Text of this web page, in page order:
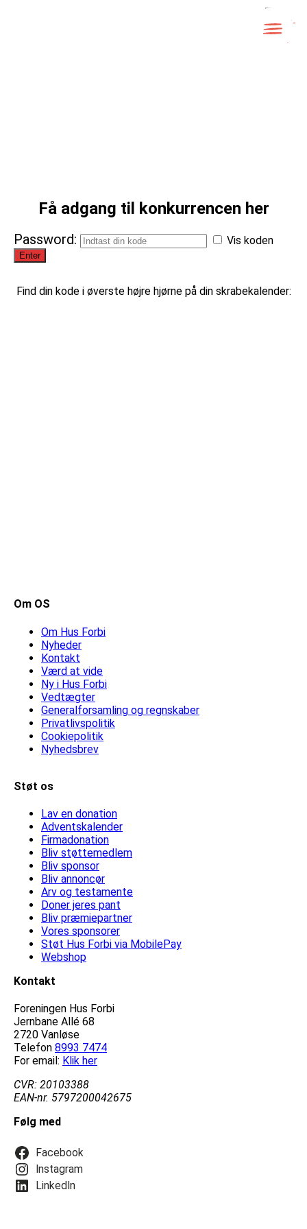
Få adgang til konkurrencen her
Password: Vis koden
Find din kode i øverste højre hjørne på din skrabekalender:
Om OS
Om Hus Forbi
Nyheder
Kontakt
Værd at vide
Ny i Hus Forbi
Vedtægter
Generalforsamling og regnskaber
Privatlivspolitik
Cookiepolitik
Nyhedsbrev
Støt os
Lav en donation
Adventskalender
Firmadonation
Bliv støttemedlem
Bliv sponsor
Bliv annoncør
Arv og testamente
Doner jeres pant
Bliv præmiepartner
Vores sponsorer
Støt Hus Forbi via MobilePay
Webshop
Kontakt
Foreningen Hus Forbi
Jernbane Allé 68
2720 Vanløse
Telefon 8993 7474
For email: Klik her
CVR: 20103388
EAN-nr. 5797200042675
Følg med
Facebook
Instagram
LinkedIn
LUK